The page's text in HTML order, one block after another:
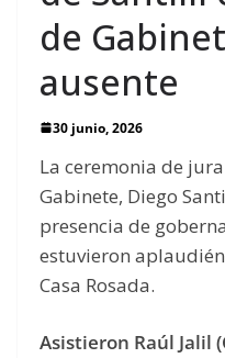
de
ausente
30 junio, 2026
La ceremonia de
Gabinete, Diego
presencia de
estuvieron
Casa Rosada.
Asistieron Raúl Jalil